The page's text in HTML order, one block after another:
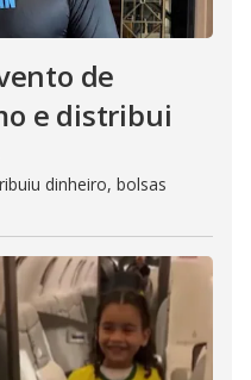
de
e distribui
dinheiro, bolsas